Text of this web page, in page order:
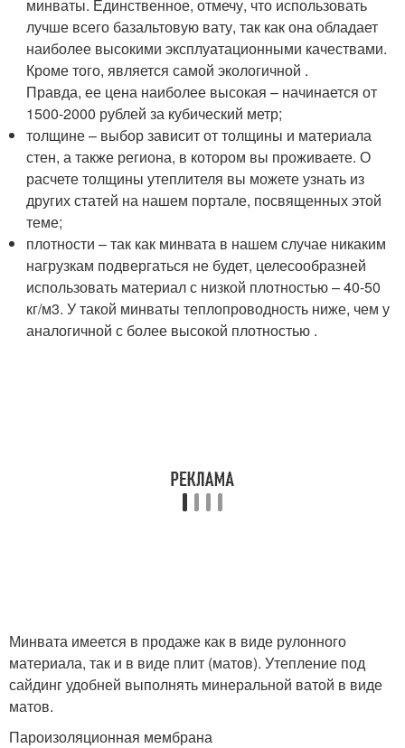
минваты. Единственное, отмечу, что использовать
лучше всего базальтовую вату, так как она обладает
наиболее высокими эксплуатационными качествами.
Кроме того, является самой экологичной .
Правда, ее цена наиболее высокая – начинается от
1500-2000 рублей за кубический метр;
толщине – выбор зависит от толщины и материала
стен, а также региона, в котором вы проживаете. О
расчете толщины утеплителя вы можете узнать из
других статей на нашем портале, посвященных этой
теме;
плотности – так как минвата в нашем случае никаким
нагрузкам подвергаться не будет, целесообразней
использовать материал с низкой плотностью – 40-50
кг/м3. У такой минваты теплопроводность ниже, чем у
аналогичной с более высокой плотностью .
Минвата имеется в продаже как в виде рулонного
материала, так и в виде плит (матов). Утепление под
сайдинг удобней выполнять минеральной ватой в виде
матов.
Пароизоляционная мембрана